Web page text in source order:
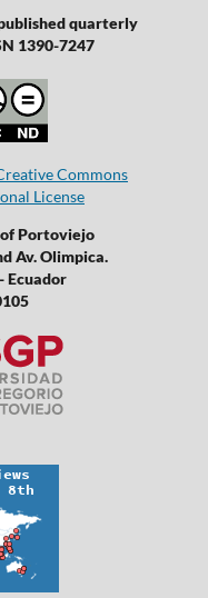
quarterly
1390-7247
Commons
License
Portoviejo
Av. Olimpica.
Ecuador